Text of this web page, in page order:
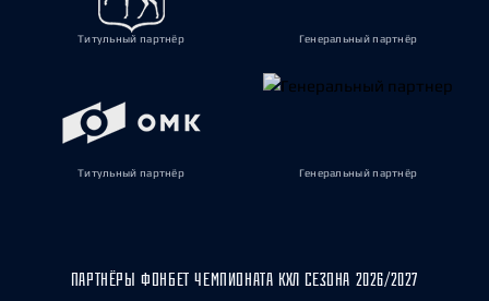
Титульный партнёр Генеральный партнёр
Титульный партнёр Генеральный партнёр
ПАРТНЁРЫ ФОНБЕТ ЧЕМПИОНАТА КХЛ СЕЗОНА 2026/2027